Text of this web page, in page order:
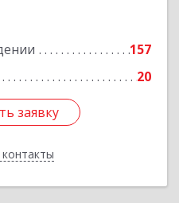
157
20
заявку
заявку